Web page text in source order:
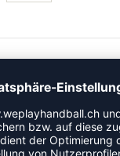
platzierte